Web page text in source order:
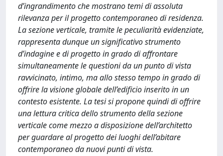
d’ingrandimento che mostrano temi di assoluta
rilevanza per il progetto contemporaneo di residenza.
La sezione verticale, tramite le peculiarità evidenziate,
rappresenta dunque un significativo strumento
d’indagine e di progetto in grado di affrontare
simultaneamente le questioni da un punto di vista
ravvicinato, intimo, ma allo stesso tempo in grado di
offrire la visione globale dell’edificio inserito in un
contesto esistente. La tesi si propone quindi di offrire
una lettura critica dello strumento della sezione
verticale come mezzo a disposizione dell’architetto
per guardare al progetto dei luoghi dell’abitare
contemporaneo da nuovi punti di vista.